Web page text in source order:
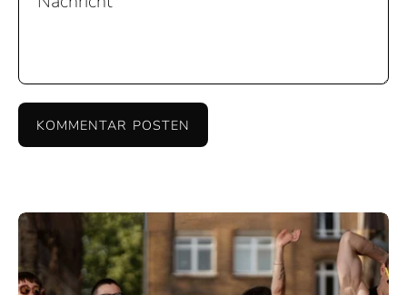
KOMMENTAR POSTEN